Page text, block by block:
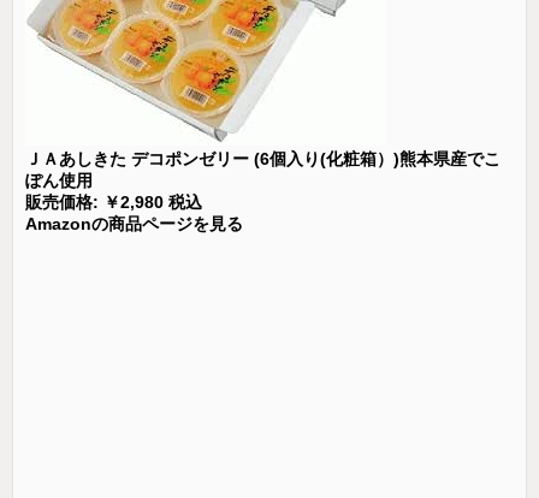
ＪＡあしきた デコポンゼリー (6個入り(化粧箱）)熊本県産でこ
ぽん使用
販売価格: ￥2,980 税込
Amazonの商品ページを見る